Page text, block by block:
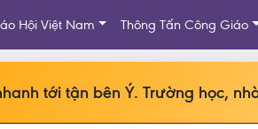
Hội Việt Nam Thông Tấn Công Giáo
tới tận bên Ý. Trường học,